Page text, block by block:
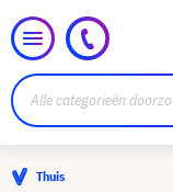
Thuis